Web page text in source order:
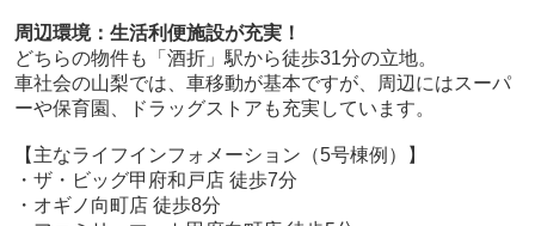
周辺環境：生活利便施設が充実！
どちらの物件も「酒折」駅から徒歩31分の立地。
車社会の山梨では、車移動が基本ですが、周辺にはスーパ
ーや保育園、ドラッグストアも充実しています。
【主なライフインフォメーション（5号棟例）】
・ザ・ビッグ甲府和戸店 徒歩7分
・オギノ向町店 徒歩8分